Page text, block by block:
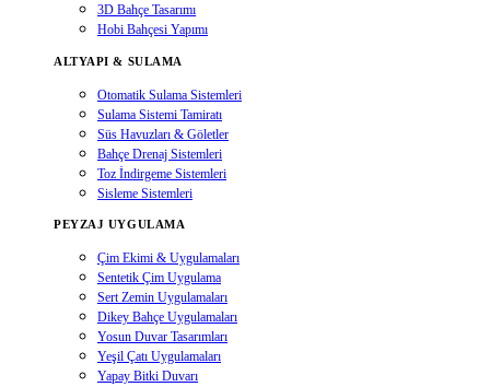
3D Bahçe Tasarımı
Hobi Bahçesi Yapımı
ALTYAPI & SULAMA
Otomatik Sulama Sistemleri
Sulama Sistemi Tamiratı
Süs Havuzları & Göletler
Bahçe Drenaj Sistemleri
Toz İndirgeme Sistemleri
Sisleme Sistemleri
PEYZAJ UYGULAMA
Çim Ekimi & Uygulamaları
Sentetik Çim Uygulama
Sert Zemin Uygulamaları
Dikey Bahçe Uygulamaları
Yosun Duvar Tasarımları
Yeşil Çatı Uygulamaları
Yapay Bitki Duvarı